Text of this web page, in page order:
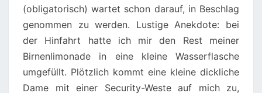
(obligatorisch) wartet schon darauf, in Beschlag
genommen zu werden. Lustige Anekdote: bei
der Hinfahrt hatte ich mir den Rest meiner
Birnenlimonade in eine kleine Wasserflasche
umgefüllt. Plötzlich kommt eine kleine dickliche
Dame mit einer Security-Weste auf mich zu,